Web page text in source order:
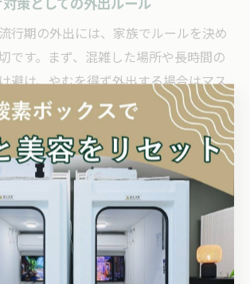
行期の外出には、家族でルールを決め
です。まず、混雑した場所や長時間の
避け、やむを得ず外出する場合はマス
ましょう。帰宅後はすぐに手洗い・う
クやハンカチの持参、手指消毒用のアル
など、感染防止のアイテムを活用しま
機関利用時や医療機関への訪問時は、
す。家族の誰かが体調不良の場合は、
も重要です。